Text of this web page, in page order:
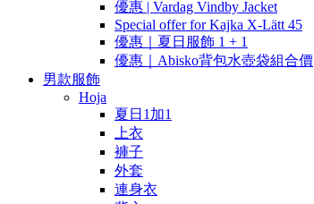
優惠 | Vardag Vindby Jacket
Special offer for Kajka X-Lätt 45
優惠｜夏日服飾 1 + 1
優惠｜Abisko背包水壺袋組合價
男款服飾
Hoja
夏日1加1
上衣
褲子
外套
連身衣